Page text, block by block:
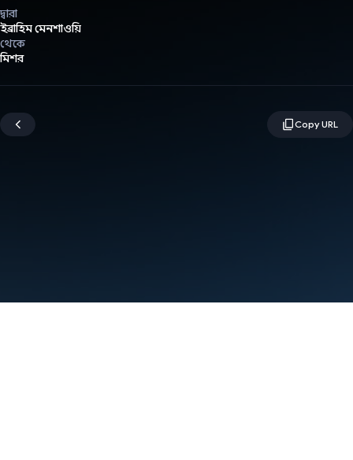
দ্বারা
ইব্রাহিম মেনশাওয়ি
থেকে
মিশর